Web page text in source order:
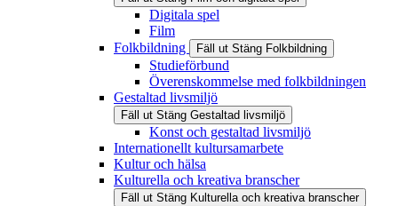
Digitala spel
Film
Folkbildning
Fäll ut Stäng Folkbildning
Studieförbund
Överenskommelse med folkbildningen
Gestaltad livsmiljö
Fäll ut Stäng Gestaltad livsmiljö
Konst och gestaltad livsmiljö
Internationellt kultursamarbete
Kultur och hälsa
Kulturella och kreativa branscher
Fäll ut Stäng Kulturella och kreativa branscher